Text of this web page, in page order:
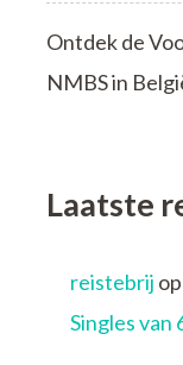
Ontdek de
NMBS in
Laatste
reistebrij op
Singles van